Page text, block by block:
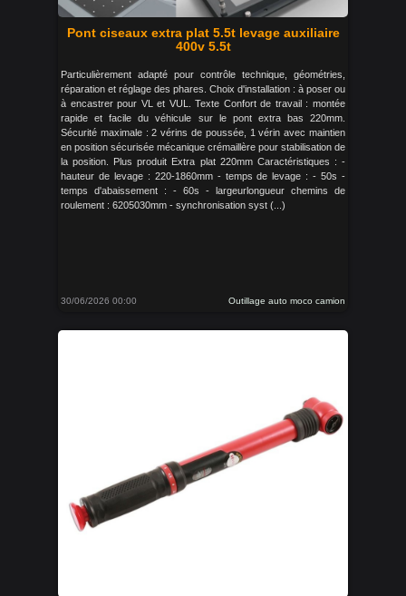
Pont ciseaux extra plat 5.5t levage auxiliaire
400v 5.5t
Particulièrement adapté pour contrôle technique, géométries,
réparation et réglage des phares. Choix d'installation : à poser ou
à encastrer pour VL et VUL. Texte Confort de travail : montée
rapide et facile du véhicule sur le pont extra bas 220mm.
Sécurité maximale : 2 vérins de poussée, 1 vérin avec maintien
en position sécurisée mécanique crémaillère pour stabilisation de
la position. Plus produit Extra plat 220mm Caractéristiques : -
hauteur de levage : 220-1860mm - temps de levage : - 50s -
temps d'abaissement : - 60s - largeurlongueur chemins de
roulement : 6205030mm - synchronisation syst (...)
30/06/2026 00:00 Outillage auto moco camion